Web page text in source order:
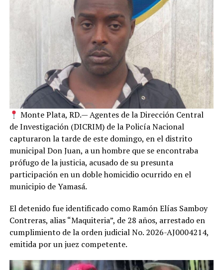
Monte Plata, RD.— Agentes de la Dirección Central
de Investigación (DICRIM) de la Policía Nacional
capturaron la tarde de este domingo, en el distrito
municipal Don Juan, a un hombre que se encontraba
prófugo de la justicia, acusado de su presunta
participación en un doble homicidio ocurrido en el
municipio de Yamasá.
El detenido fue identificado como Ramón Elías Samboy
Contreras, alias “Maquiteria”, de 28 años, arrestado en
cumplimiento de la orden judicial No. 2026-AJ0004214,
emitida por un juez competente.